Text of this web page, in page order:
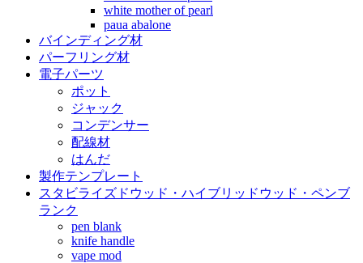
white mother of pearl
paua abalone
バインディング材
パーフリング材
電子パーツ
ポット
ジャック
コンデンサー
配線材
はんだ
製作テンプレート
スタビライズドウッド・ハイブリッドウッド・ペンブ
ランク
pen blank
knife handle
vape mod